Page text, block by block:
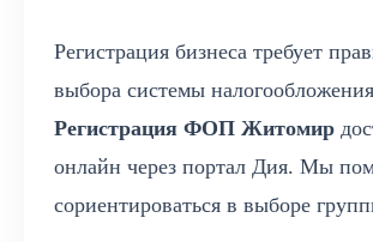
Регистрация бизнеса требует
выбора системы
Регистрация ФОП Житомир
онлайн через портал Дия. Мы
сориентироваться в выборе